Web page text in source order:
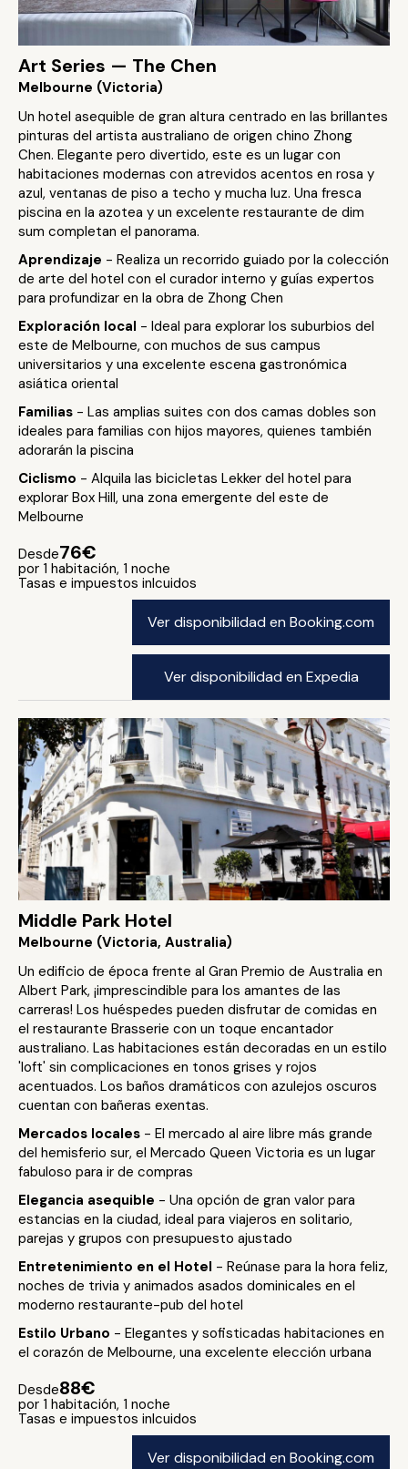
Art Series — The Chen
Melbourne (Victoria)
Un hotel asequible de gran altura centrado en las brillantes
pinturas del artista australiano de origen chino Zhong
Chen. Elegante pero divertido, este es un lugar con
habitaciones modernas con atrevidos acentos en rosa y
azul, ventanas de piso a techo y mucha luz. Una fresca
piscina en la azotea y un excelente restaurante de dim
sum completan el panorama.
Aprendizaje - Realiza un recorrido guiado por la colección
de arte del hotel con el curador interno y guías expertos
para profundizar en la obra de Zhong Chen
Exploración local - Ideal para explorar los suburbios del
este de Melbourne, con muchos de sus campus
universitarios y una excelente escena gastronómica
asiática oriental
Familias - Las amplias suites con dos camas dobles son
ideales para familias con hijos mayores, quienes también
adorarán la piscina
Ciclismo - Alquila las bicicletas Lekker del hotel para
explorar Box Hill, una zona emergente del este de
Melbourne
Desde76€
por 1 habitación, 1 noche
Tasas e impuestos inlcuidos
Ver disponibilidad en Booking.com
Ver disponibilidad en Expedia
Middle Park Hotel
Melbourne (Victoria, Australia)
Un edificio de época frente al Gran Premio de Australia en
Albert Park, ¡imprescindible para los amantes de las
carreras! Los huéspedes pueden disfrutar de comidas en
el restaurante Brasserie con un toque encantador
australiano. Las habitaciones están decoradas en un estilo
'loft' sin complicaciones en tonos grises y rojos
acentuados. Los baños dramáticos con azulejos oscuros
cuentan con bañeras exentas.
Mercados locales - El mercado al aire libre más grande
del hemisferio sur, el Mercado Queen Victoria es un lugar
fabuloso para ir de compras
Elegancia asequible - Una opción de gran valor para
estancias en la ciudad, ideal para viajeros en solitario,
parejas y grupos con presupuesto ajustado
Entretenimiento en el Hotel - Reúnase para la hora feliz,
noches de trivia y animados asados dominicales en el
moderno restaurante-pub del hotel
Estilo Urbano - Elegantes y sofisticadas habitaciones en
el corazón de Melbourne, una excelente elección urbana
Desde88€
por 1 habitación, 1 noche
Tasas e impuestos inlcuidos
Ver disponibilidad en Booking.com